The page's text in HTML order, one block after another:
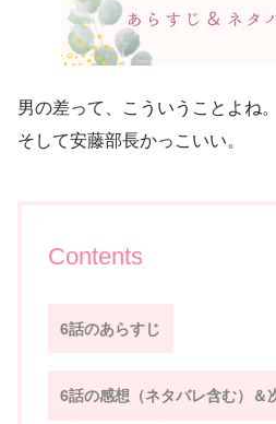
男の差って、こういうことよね
そして安藤部長かっこいい。
Contents
6話のあらすじ
6話の感想（ネタバレ含む）＆